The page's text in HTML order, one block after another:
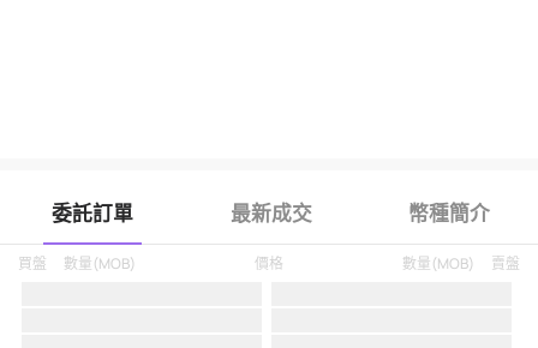
委託訂單 最新成交 幣種簡介
買盤 數量(MOB) 價格 賣盤
數量(MOB)